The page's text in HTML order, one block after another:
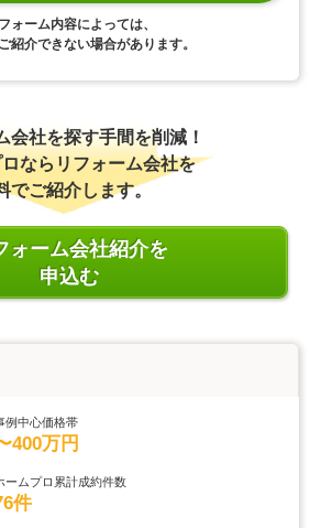
ォーム内容によっては、
紹介できない場合があります。
会社を探す手間を削減！
ならリフォーム会社を
でご紹介します。
ォーム会社紹介を
申込む
例中心価格帯
400万円
ームプロ累計成約件数
件